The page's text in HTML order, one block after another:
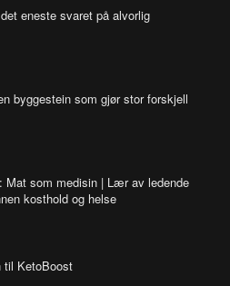
eneste svaret på alvorlig
byggestein som gjør stor forskjell
Mat som medisin | Lær av ledende
kosthold og helse
til KetoBoost